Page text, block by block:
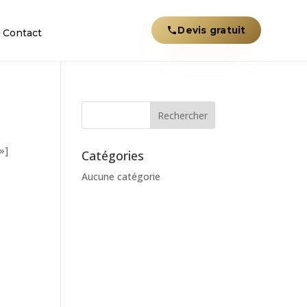
Contact Devis gratuit
Catégories
Aucune catégorie